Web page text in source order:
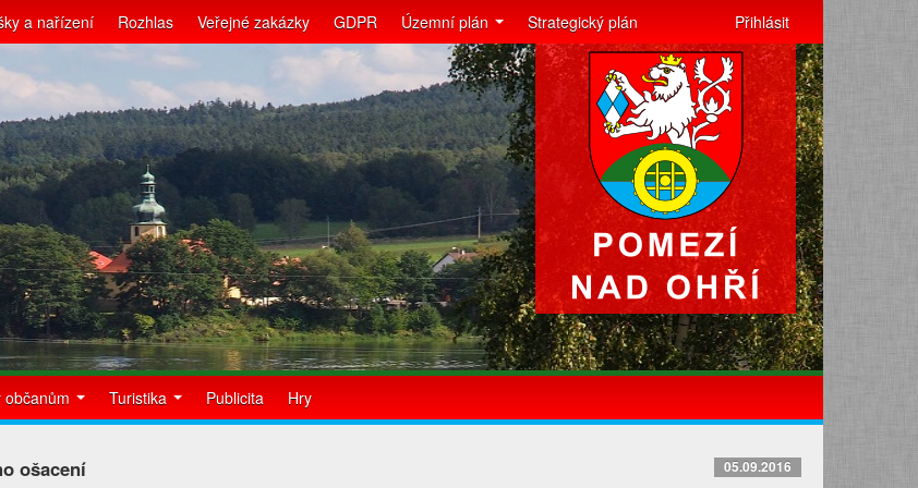
a nařízení Rozhlas Veřejné zakázky GDPR Územní plán Strategický plán Přihlásit
občanům Turistika Publicita Hry
ošacení 05.09.2016